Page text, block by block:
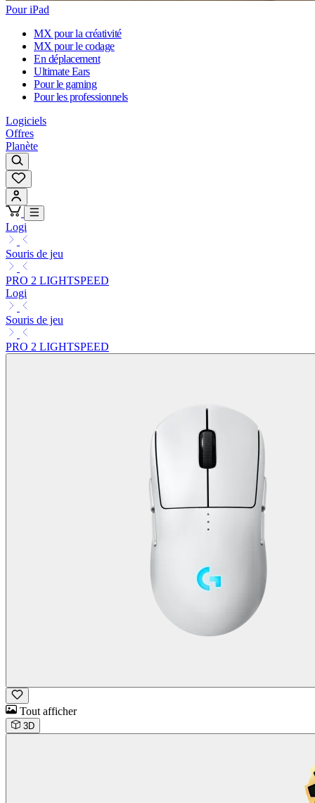
Pour iPad
MX pour la créativité
MX pour le codage
En déplacement
Ultimate Ears
Pour le gaming
Pour les professionnels
Logiciels
Offres
Planète
Logi
Souris de jeu
PRO 2 LIGHTSPEED
Logi
Souris de jeu
PRO 2 LIGHTSPEED
Tout afficher
3D